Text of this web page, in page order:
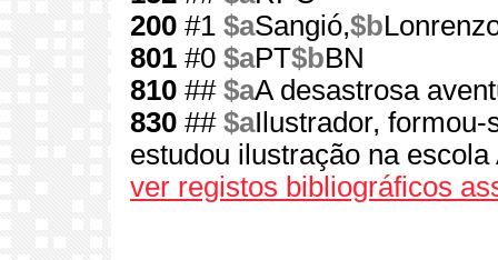
200 #1 $aSangió,$b
801 #0 $aPT$bBN
810 ## $aA desastrosa
830 ## $aIlustrador, formou-
estudou ilustração na
ver registos bibliográficos